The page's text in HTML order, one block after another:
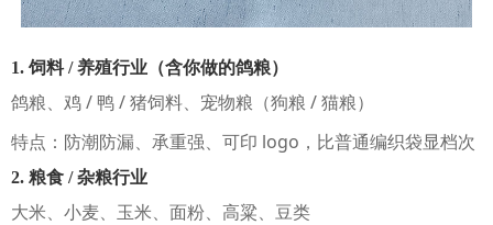
1. 饲料 / 养殖行业（含你做的鸽粮）
鸽粮、鸡 / 鸭 / 猪饲料、宠物粮（狗粮 / 猫粮）
特点：防潮防漏、承重强、可印 logo，比普通编织袋显档次
2. 粮食 / 杂粮行业
大米、小麦、玉米、面粉、高粱、豆类